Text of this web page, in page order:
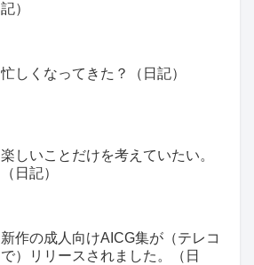
記）
忙しくなってきた？（日記）
楽しいことだけを考えていたい。
（日記）
新作の成人向けAICG集が（テレコ
で）リリースされました。（日